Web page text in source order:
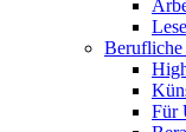
Für